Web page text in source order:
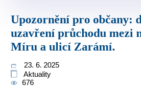
Upozornění pro občany: dočasné
uzavření průchodu mezi
Míru a ulicí Zarámí.
23. 6. 2025
Aktuality
676